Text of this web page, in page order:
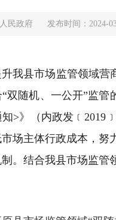
民政府 发布时间：2024-
我县市场监管领域营
双随机、一公开”监
>》（内政发
场主体行政成本，
。结合我县市场监管